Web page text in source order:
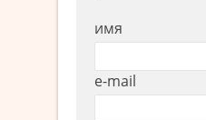
имя
e-mail